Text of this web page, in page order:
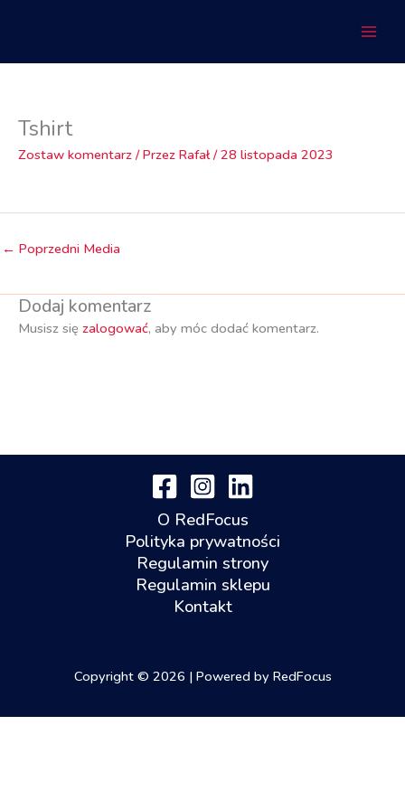
Tshirt
Zostaw komentarz / Przez Rafał/28 listopada 2023
← Poprzedni Media
Dodaj komentarz
Musisz się zalogować, aby móc dodać komentarz.
O RedFocus
Polityka prywatności
Regulamin strony
Regulamin sklepu
Kontakt
Copyright © 2026 | Powered by RedFocus